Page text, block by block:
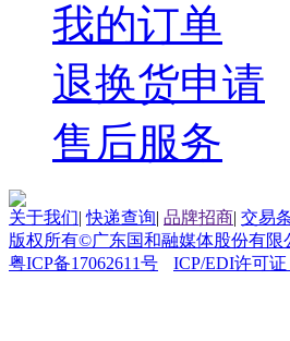
我的订单
退换货申请
售后服务
关于我们|快递查询| 品牌招商| 交易
版权所有©广东国和融媒体股份有限
粤ICP备17062611号
ICP/EDI许可证